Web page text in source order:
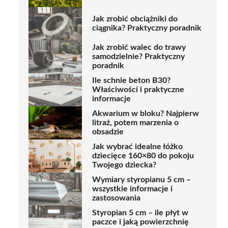
Jak zrobić obciążniki do
ciągnika? Praktyczny poradnik
Jak zrobić walec do trawy
samodzielnie? Praktyczny
poradnik
Ile schnie beton B30?
Właściwości i praktyczne
informacje
Akwarium w bloku? Najpierw
litraż, potem marzenia o
obsadzie
Jak wybrać idealne łóżko
dziecięce 160×80 do pokoju
Twojego dziecka?
Wymiary styropianu 5 cm –
wszystkie informacje i
zastosowania
Styropian 5 cm – ile płyt w
paczce i jaką powierzchnię